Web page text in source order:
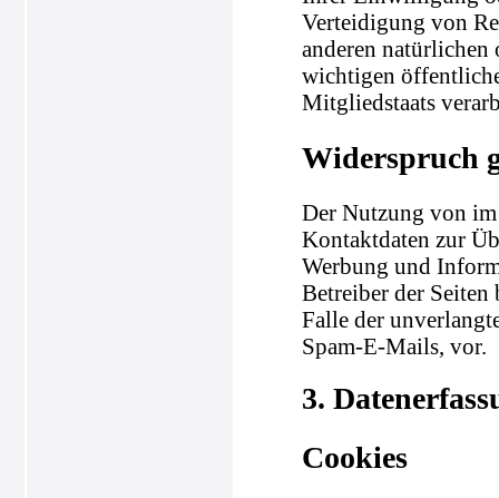
Verteidigung von
anderen natürlichen
wichtigen
Mitgliedstaats
Widerspruch
Der Nutzung von
Kontaktdaten zur
Werbung und
Betreiber der
Falle der
Spam-E-Mails, vor.
3.
Cookies